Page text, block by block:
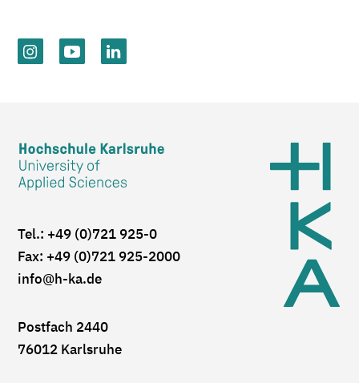
Tel.: +49 (0)721 925-0
Fax: +49 (0)721 925-2000
info@h-ka.de
Postfach 2440
76012 Karlsruhe